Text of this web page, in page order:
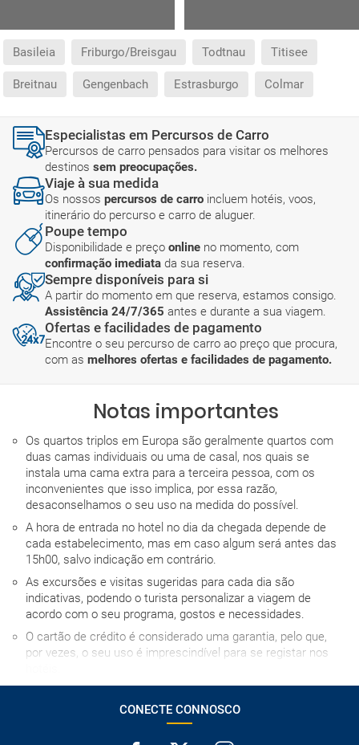
Basileia Friburgo/Breisgau Todtnau Titisee
Breitnau Gengenbach Estrasburgo Colmar
Especialistas em Percursos de Carro
Percursos de carro pensados para visitar os melhores
destinos sem preocupações.
Viaje à sua medida
Os nossos percursos de carro incluem hotéis, voos,
itinerário do percurso e carro de aluguer.
Poupe tempo
Disponibilidade e preço online no momento, com
confirmação imediata da sua reserva.
Sempre disponíveis para si
A partir do momento em que reserva, estamos consigo.
Assistência 24/7/365 antes e durante a sua viagem.
Ofertas e facilidades de pagamento
Encontre o seu percurso de carro ao preço que procura,
com as melhores ofertas e facilidades de pagamento.
Notas importantes
Os quartos triplos em Europa são geralmente quartos com
duas camas individuais ou uma de casal, nos quais se
instala uma cama extra para a terceira pessoa, com os
inconvenientes que isso implica, por essa razão,
desaconselhamos o seu uso na medida do possível.
A hora de entrada no hotel no dia da chegada depende de
cada estabelecimento, mas em caso algum será antes das
15h00, salvo indicação em contrário.
As excursões e visitas sugeridas para cada dia são
indicativas, podendo o turista personalizar a viagem de
acordo com o seu programa, gostos e necessidades.
O cartão de crédito é considerado uma garantia, pelo que,
por vezes, o seu uso é imprescindível para se registar nos
Caso contrário, terão de dividir cama com um adulto.
CONECTE CONNOSCO